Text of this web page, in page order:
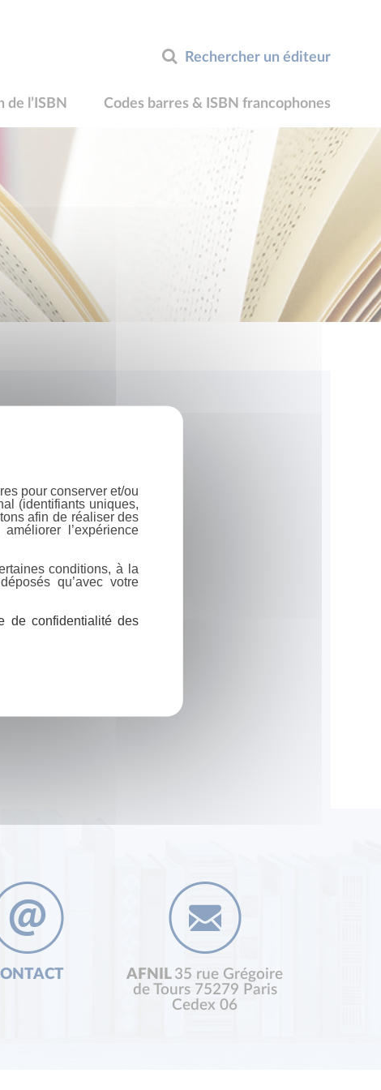
Rechercher un éditeur
de l’ISBN Codes barres & ISBN francophones
AFNIL 35 rue Grégoire
de Tours 75279 Paris
Cedex 06
pour conserver et/ou
(identifiants uniques,
afin de réaliser des
l’expérience
conditions, à la
qu’avec votre
de confidentialité des